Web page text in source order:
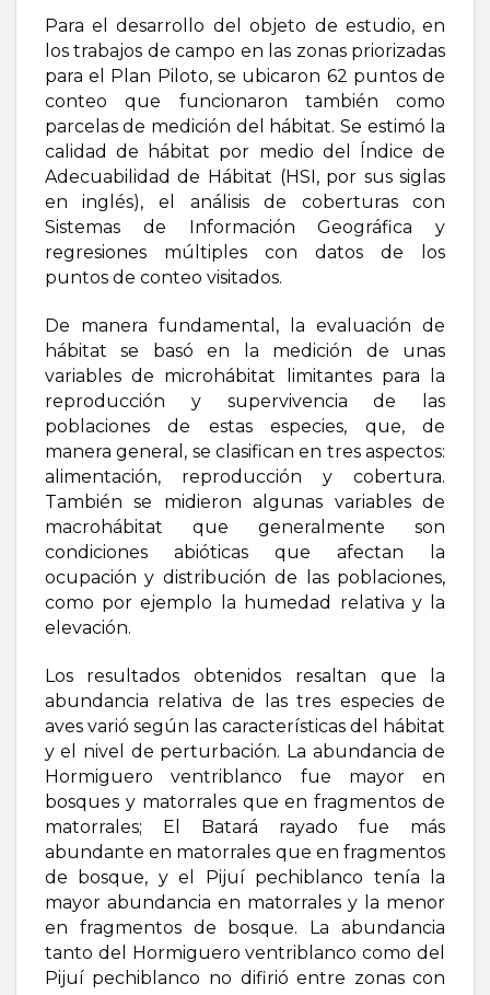
Para el desarrollo del objeto de estudio, en
los trabajos de campo en las zonas priorizadas
para el Plan Piloto, se ubicaron 62 puntos de
conteo que funcionaron también como
parcelas de medición del hábitat. Se estimó la
calidad de hábitat por medio del Índice de
Adecuabilidad de Hábitat (HSI, por sus siglas
en inglés), el análisis de coberturas con
Sistemas de Información Geográfica y
regresiones múltiples con datos de los
puntos de conteo visitados.
De manera fundamental, la evaluación de
hábitat se basó en la medición de unas
variables de microhábitat limitantes para la
reproducción y supervivencia de las
poblaciones de estas especies, que, de
manera general, se clasifican en tres aspectos:
alimentación, reproducción y cobertura.
También se midieron algunas variables de
macrohábitat que generalmente son
condiciones abióticas que afectan la
ocupación y distribución de las poblaciones,
como por ejemplo la humedad relativa y la
elevación.
Los resultados obtenidos resaltan que la
abundancia relativa de las tres especies de
aves varió según las características del hábitat
y el nivel de perturbación. La abundancia de
Hormiguero ventriblanco fue mayor en
bosques y matorrales que en fragmentos de
matorrales; El Batará rayado fue más
abundante en matorrales que en fragmentos
de bosque, y el Pijuí pechiblanco tenía la
mayor abundancia en matorrales y la menor
en fragmentos de bosque. La abundancia
tanto del Hormiguero ventriblanco como del
Pijuí pechiblanco no difirió entre zonas con